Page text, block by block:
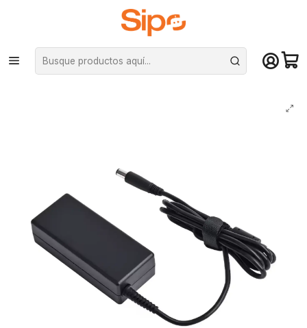
¡Compra hasta mediodía y recibe hoy! De lunes a sábado en el gran
Santiago. Envío gratis desde $29.990
Inicio Redes y conectividad Cargadores Notebook
Cargador Notebook Compatible HP, 18.5V-3.5A 90W 7.4 x 5mm